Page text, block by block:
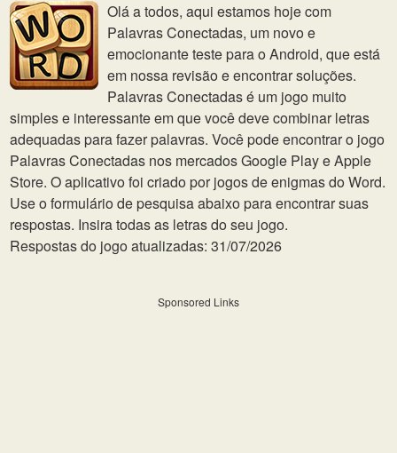
Olá a todos, aqui estamos hoje com
Palavras Conectadas, um novo e
emocionante teste para o Android, que está
em nossa revisão e encontrar soluções.
Palavras Conectadas é um jogo muito
simples e interessante em que você deve combinar letras
adequadas para fazer palavras. Você pode encontrar o jogo
Palavras Conectadas nos mercados Google Play e Apple
Store. O aplicativo foi criado por jogos de enigmas do Word.
Use o formulário de pesquisa abaixo para encontrar suas
respostas. Insira todas as letras do seu jogo.
Respostas do jogo atualizadas: 31/07/2026
Sponsored Links